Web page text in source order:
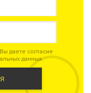
даете согласие
данных.